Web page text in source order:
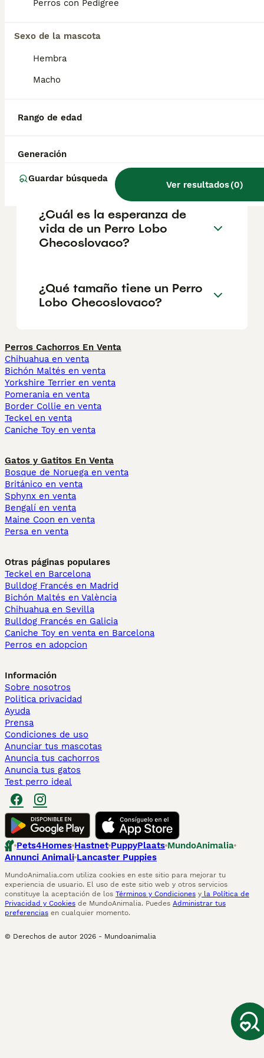
Perros con Pedigree
Sexo de la mascota
Hembra
Macho
Rango de edad
Generación
Guardar búsqueda
Ver resultados(0)
aproximadamente 700€, aunque los precios
ubicación.
¿Cómo es el carácter de
desventajas de la raza Perro
Lobo Checoslovaco?
¿Cuál es la esperanza de
vida de un Perro Lobo
Checoslovaco?
¿Qué tamaño tiene un Perro
Lobo Checoslovaco?
Perros Cachorros En Venta
Chihuahua en venta
Bichón Maltés en venta
Yorkshire Terrier en venta
Pomerania en venta
Border Collie en venta
Teckel en venta
Caniche Toy en venta
Gatos y Gatitos En Venta
Bosque de Noruega en venta
Británico en venta
Sphynx en venta
Bengalí en venta
Maine Coon en venta
Persa en venta
Otras páginas populares
Teckel en Barcelona
Bulldog Francés en Madrid
Bichón Maltés en València
Chihuahua en Sevilla
Bulldog Francés en Galicia
Caniche Toy en venta en Barcelona
Perros en adopcion
Información
Sobre nosotros
Politica privacidad
Ayuda
Prensa
Condiciones de uso
Anunciar tus mascotas
Anuncia tus cachorros
Anuncia tus gatos
Test perro ideal
Pets4Homes Hastnet PuppyPlaats MundoAnimalia
Annunci Animali Lancaster Puppies
MundoAnimalia.com utiliza cookies en este sitio para mejorar tu
experiencia de usuario. El uso de este sitio web y otros servicios
constituye la aceptación de los Términos y Condiciones y la Política de
Privacidad y Cookies de MundoAnimalia. Puedes Administrar tus
preferencias en cualquier momento.
© Derechos de autor 2026 - Mundoanimalia